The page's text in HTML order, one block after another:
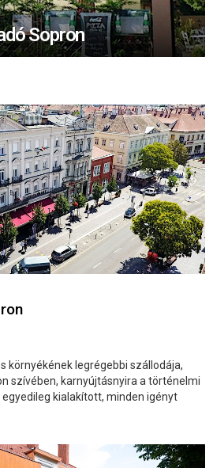
Sopron
környékének legrégebbi szállodája,
szívében, karnyújtásnyira a történelmi
kialakított, minden igényt